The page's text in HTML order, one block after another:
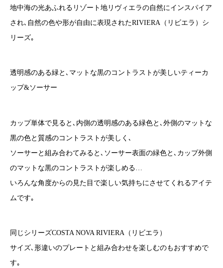
地中海の光あふれるリゾート地リヴィエラの自然にインスパイア
され､自然の色や形が自由に表現されたRIVIERA（リビエラ）シ
リーズ｡
透明感のある緑と､マットな黒のコントラストが美しいティーカ
ップ&ソーサー
カップ単体で見ると､内側の透明感のある緑色と､外側のマットな
黒の色と質感のコントラストが美しく､
ソーサーと組み合わてみると､ソーサー表面の緑色と､カップ外側
のマットな黒のコントラストが楽しめる…
いろんな角度からの見た目で楽しい気持ちにさせてくれるアイテ
ムです｡
同じシリーズCOSTA NOVA RIVIERA（リビエラ）
サイズ､形違いのプレートと組み合わせを楽しむのもおすすめで
す｡